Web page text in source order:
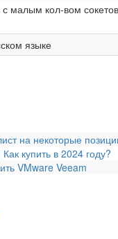
малым кол-вом
языке
на некоторые
купить в 2024 году?
VMware Veeam